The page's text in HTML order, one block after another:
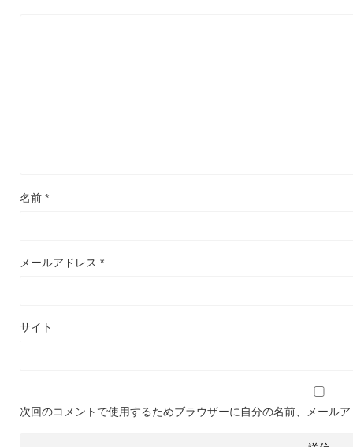
名前 *
メールアドレス *
サイト
次回のコメントで使用するためブラウザーに自分の名前、メール